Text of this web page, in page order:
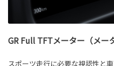
GR Full TFTメーター（メー
スポーツ走行に必要な視認性と